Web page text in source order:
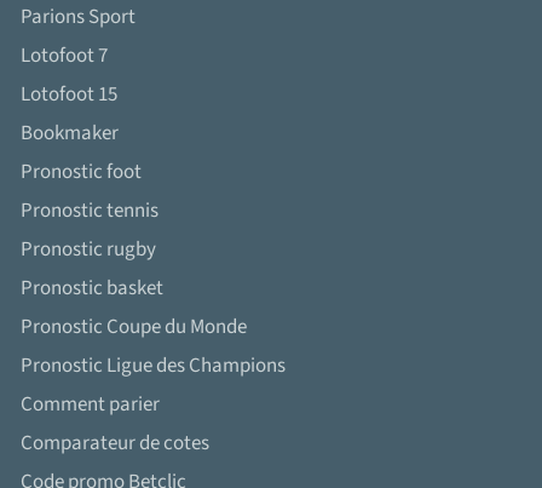
Parions Sport
Lotofoot 7
Lotofoot 15
Bookmaker
Pronostic foot
Pronostic tennis
Pronostic rugby
Pronostic basket
Pronostic Coupe du Monde
Pronostic Ligue des Champions
Comment parier
Comparateur de cotes
Code promo Betclic